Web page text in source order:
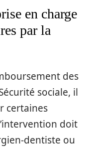
en charge
par la
des
sociale, il
certaines
doit
dentiste ou